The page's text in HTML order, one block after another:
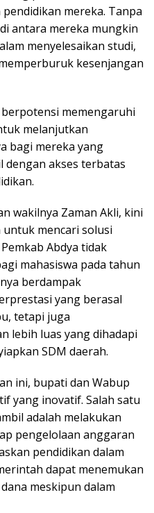
mereka. Tanpa
antara mereka mungkin
menyelesaikan studi,
kesenjangan
memengaruhi
melanjutkan
bagi mereka yang
dengan akses terbatas
wakilnya Zaman Akli, kini
mencari solusi
Abdya tidak
mahasiswa pada tahun
berdampak
yang berasal
tetapi juga
lebih luas yang dihadapi
SDM daerah.
ini, bupati dan Wabup
yang inovatif. Salah satu
adalah melakukan
pengelolaan anggaran
pendidikan dalam
dapat menemukan
meskipun dalam